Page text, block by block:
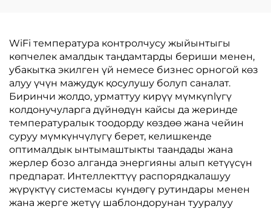
WiFi температура контролчусу жыйынтыгы
көпчелек амалдык таңдамтарды бериши менен,
убакытка экилген үй немесе бизнес орногой көз
алуу үчүн мажудук қосулушу болуп саналат.
Биринчи жолдо, урматтуу кирүү мүмкүnlүгү
колдонучуларга дүйнөдүн кайсы да жеринде
температуралык тоодорду көздөө жана чейин
суруу мүмкүнчүлүгү берет, келишкенде
оптималдык ынтымаштыкты таандады жана
жерлер бозо алганда энергияны алып кетүүсүн
предпарат. Интеллекттүү распорядкалашуу
жүрүктүү системасы күндөгү рутиндары менен
жана жерге жетүү шаблондорунан тууралуу